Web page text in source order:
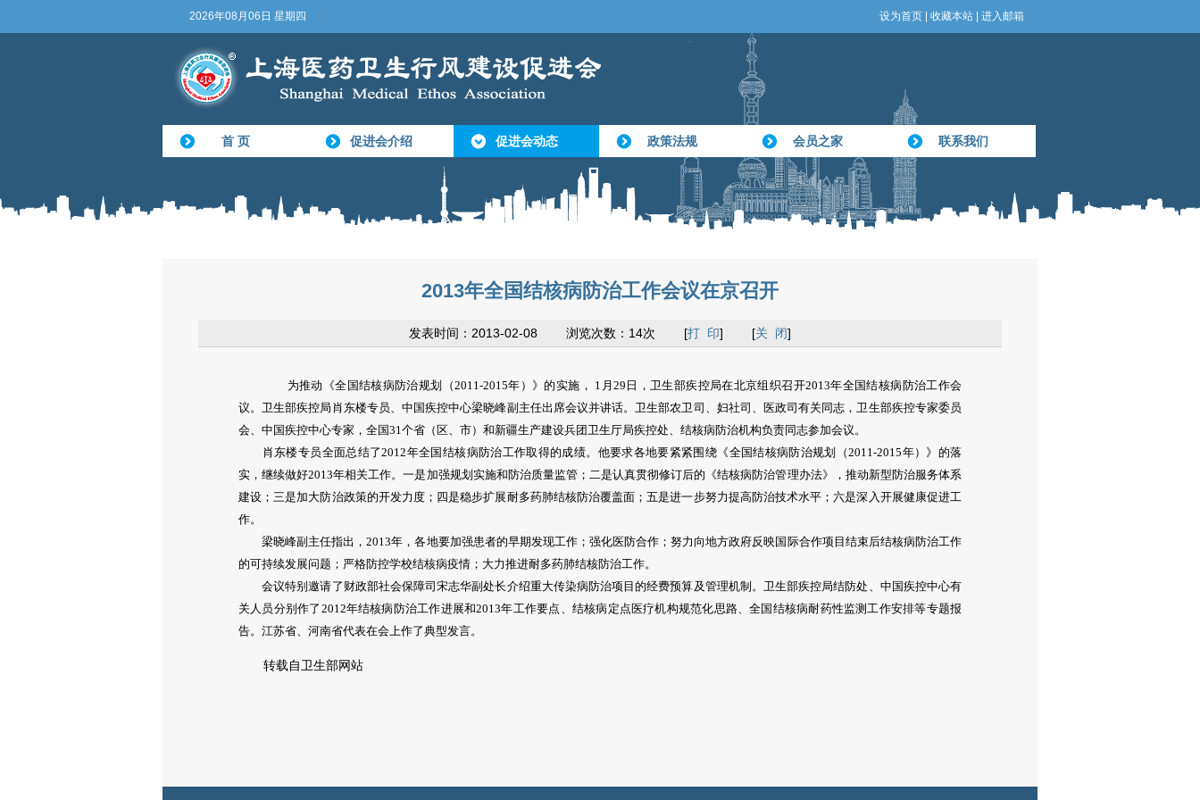
2026年08月06日 星期四 设为首页 收藏本站 进入邮箱
首 页 促进会介绍 促进会动态 政策法规 会员之家 联系我们
2013年全国结核病防治工作会议在京召开
发表时间：2013-02-08 浏览次数：14次 [打 印] [关 闭]
为推动《全国结核病防治规划（2011-2015年）》的实施， 1月29日，卫生部疾控局在北京组织召开2013年全国结核病防治工作会
议。卫生部疾控局肖东楼专员、中国疾控中心梁晓峰副主任出席会议并讲话。卫生部农卫司、妇社司、医政司有关同志，卫生部疾控专家委员
会、中国疾控中心专家，全国31个省（区、市）和新疆生产建设兵团卫生厅局疾控处、结核病防治机构负责同志参加会议。
肖东楼专员全面总结了2012年全国结核病防治工作取得的成绩。他要求各地要紧紧围绕《全国结核病防治规划（2011-2015年）》的落
实，继续做好2013年相关工作。一是加强规划实施和防治质量监管；二是认真贯彻修订后的《结核病防治管理办法》，推动新型防治服务体系
建设；三是加大防治政策的开发力度；四是稳步扩展耐多药肺结核防治覆盖面；五是进一步努力提高防治技术水平；六是深入开展健康促进工
作。
梁晓峰副主任指出，2013年，各地要加强患者的早期发现工作；强化医防合作；努力向地方政府反映国际合作项目结束后结核病防治工作
的可持续发展问题；严格防控学校结核病疫情；大力推进耐多药肺结核防治工作。
会议特别邀请了财政部社会保障司宋志华副处长介绍重大传染病防治项目的经费预算及管理机制。卫生部疾控局结防处、中国疾控中心有
关人员分别作了2012年结核病防治工作进展和2013年工作要点、结核病定点医疗机构规范化思路、全国结核病耐药性监测工作安排等专题报
告。江苏省、河南省代表在会上作了典型发言。
转载自卫生部网站